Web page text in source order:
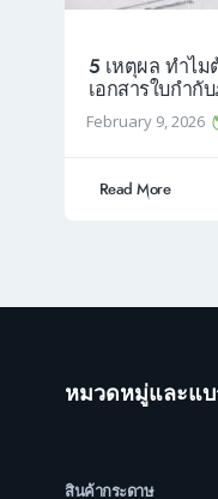
5 เหตุผล ทำไ
เอกสารใบกำกั
February 9, 2026
Read More
หมวดหมู่และแ
สินค้ากระดาษ